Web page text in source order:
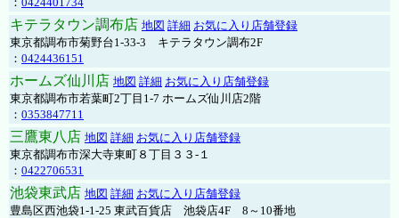
キテラタウン調布店 地図 詳細 お気に入り店舗登録
東京都調布市菊野台1-33-3 キテラタウン調布2F
： 0424436151
ホームズ仙川店 地図 詳細 お気に入り店舗登録
東京都調布市若葉町2丁目1-7 ホームズ仙川店2階
： 0353847711
三鷹東八店 地図 詳細 お気に入り店舗登録
東京都調布市深大寺東町８丁目３３-１
： 0422706531
池袋東武店 地図 詳細 お気に入り店舗登録
豊島区西池袋1-1-25 東武百貨店 池袋店4F 8～10番地